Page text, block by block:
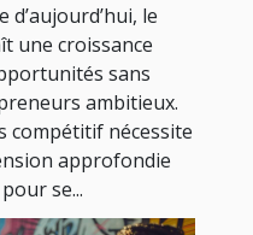
le
une croissance
sans
ambitieux.
compétitif nécessite
approfondie
se...